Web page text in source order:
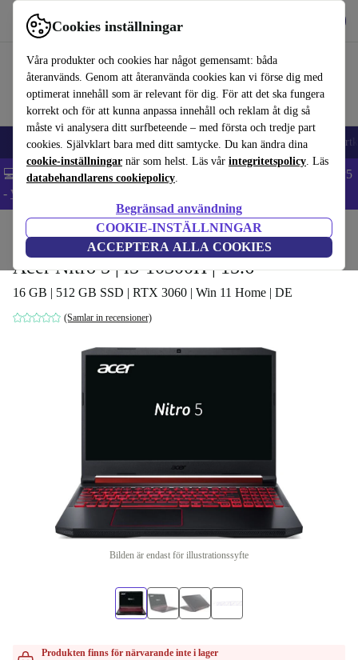
Cookies inställningar
Våra produkter och cookies har något gemensamt: båda
återanvänds. Genom att återanvända cookies kan vi förse dig med
optimerat innehåll som är relevant för dig. För att det ska fungera
korrekt och för att kunna anpassa innehåll och reklam åt dig så
måste vi analysera ditt surfbeteende – med första och tredje part
cookies. Självklart bara med ditt samtycke. Du kan ändra dina
cookie-inställningar när som helst. Läs vår integritetspolicy. Läs
databehandlarens cookiepolicy.
Begränsad användning
COOKIE-INSTÄLLNINGAR
ACCEPTERA ALLA COOKIES
Använd refurbed snabbt och enkelt
🎒 Back to school Mobiltelefoner Bärbara datorer Surfplattor
💻 Extra 5% rabatt på alla MacBooks och laptops - Code: LAPTOP5
- Villkor
Laptops Acer Bärbara datorer
Acer Nitro 5 | i5-10300H | 15.6"
16 GB | 512 GB SSD | RTX 3060 | Win 11 Home | DE
(Samlar in recensioner)
Bilden är endast för illustrationssyfte
Produkten finns för närvarande inte i lager